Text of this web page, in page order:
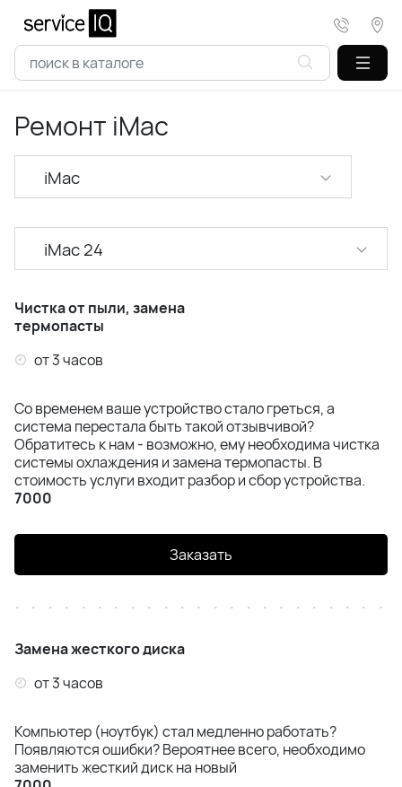
Ремонт iMac
iMac
iMac 24
iMac 27
Чистка от пыли, замена
термопасты
от 3 часов
Со временем ваше устройство стало греться, а
система перестала быть такой отзывчивой?
Обратитесь к нам - возможно, ему необходима чистка
системы охлаждения и замена термопасты. В
стоимость услуги входит разбор и сбор устройства.
7000
Заказать
Замена жесткого диска
от 3 часов
Компьютер (ноутбук) стал медленно работать?
Появляются ошибки? Вероятнее всего, необходимо
заменить жесткий диск на новый